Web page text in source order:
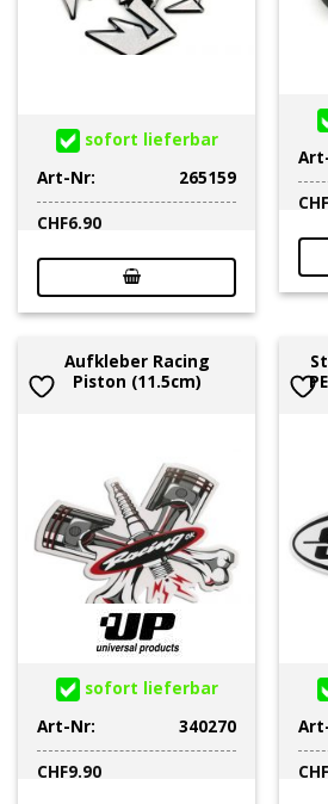
sofort lieferbar
Art-Nr:
265159
CHF6.90
CHF
Aufkleber Racing
Piston (11.5cm)
sofort lieferbar
Art-Nr:
340270
CHF9.90
CHF